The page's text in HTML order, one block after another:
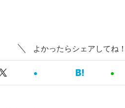
よかったらシェアしてね！